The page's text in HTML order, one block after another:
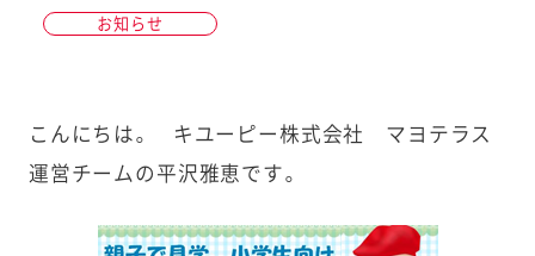
お知らせ
こんにちは。 キユーピー株式会社 マヨテラス
運営チームの平沢雅恵です。